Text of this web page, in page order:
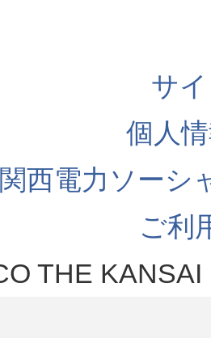
サ
個人
関西電力ソーシ
ご利
THE